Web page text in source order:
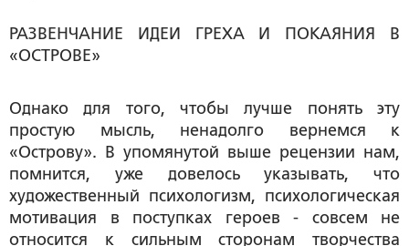
РАЗВЕНЧАНИЕ ИДЕИ ГРЕХА И ПОКАЯНИЯ В
«ОСТРОВЕ»
Однако для того, чтобы лучше понять эту
простую мысль, ненадолго вернемся к
«Острову». В упомянутой выше рецензии нам,
помнится, уже довелось указывать, что
художественный психологизм, психологическая
мотивация в поступках героев - совсем не
относится к сильным сторонам творчества